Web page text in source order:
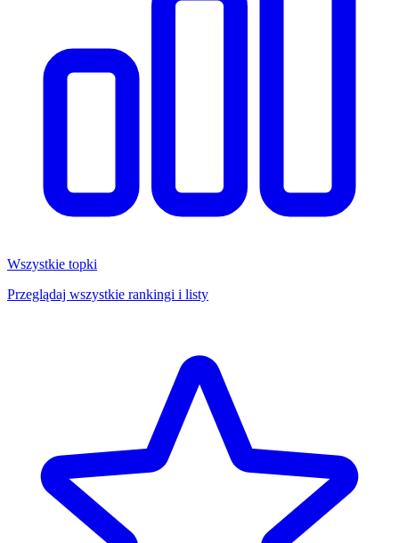
Wszystkie topki
Przeglądaj wszystkie rankingi i listy